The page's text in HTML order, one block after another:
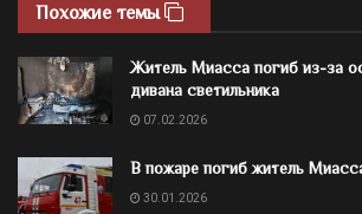
Похожие темы
Житель Миасса погиб из-за
дивана светильника
07.02.2026
В пожаре погиб житель
30.01.2026